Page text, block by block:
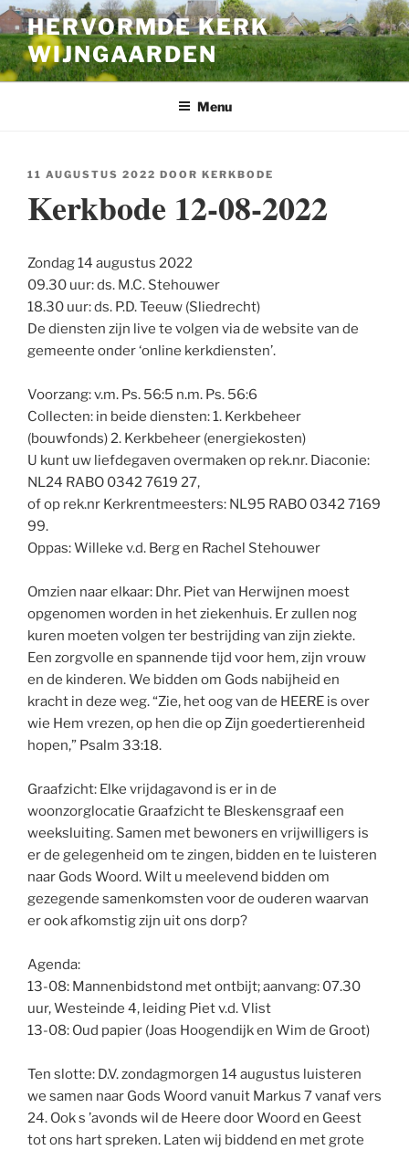
Ga
naar
de
inhoud
HERVORMDE KERK
WIJNGAARDEN
Menu
GEPLAATST
11 AUGUSTUS 2022 DOOR KERKBODE
Kerkbode 12-08-2022
Zondag 14 augustus 2022
09.30 uur: ds. M.C. Stehouwer
18.30 uur: ds. P.D. Teeuw (Sliedrecht)
De diensten zijn live te volgen via de website van de
gemeente onder ‘online kerkdiensten’.
Voorzang: v.m. Ps. 56:5 n.m. Ps. 56:6
Collecten: in beide diensten: 1. Kerkbeheer
(bouwfonds) 2. Kerkbeheer (energiekosten)
U kunt uw liefdegaven overmaken op rek.nr. Diaconie:
NL24 RABO 0342 7619 27,
of op rek.nr Kerkrentmeesters: NL95 RABO 0342 7169
99.
Oppas: Willeke v.d. Berg en Rachel Stehouwer
Omzien naar elkaar: Dhr. Piet van Herwijnen moest
opgenomen worden in het ziekenhuis. Er zullen nog
kuren moeten volgen ter bestrijding van zijn ziekte.
Een zorgvolle en spannende tijd voor hem, zijn vrouw
en de kinderen. We bidden om Gods nabijheid en
kracht in deze weg. “Zie, het oog van de HEERE is over
wie Hem vrezen, op hen die op Zijn goedertierenheid
hopen,” Psalm 33:18.
Graafzicht: Elke vrijdagavond is er in de
woonzorglocatie Graafzicht te Bleskensgraaf een
weeksluiting. Samen met bewoners en vrijwilligers is
er de gelegenheid om te zingen, bidden en te luisteren
naar Gods Woord. Wilt u meelevend bidden om
gezegende samenkomsten voor de ouderen waarvan
er ook afkomstig zijn uit ons dorp?
Agenda:
13-08: Mannenbidstond met ontbijt; aanvang: 07.30
uur, Westeinde 4, leiding Piet v.d. Vlist
13-08: Oud papier (Joas Hoogendijk en Wim de Groot)
Ten slotte: D.V. zondagmorgen 14 augustus luisteren
we samen naar Gods Woord vanuit Markus 7 vanaf vers
24. Ook s ’avonds wil de Heere door Woord en Geest
tot ons hart spreken. Laten wij biddend en met grote